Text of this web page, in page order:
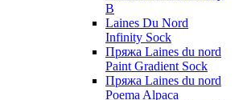
B
Laines Du Nord
Infinity Sock
Пряжа Laines du nord
Paint Gradient Sock
Пряжа Laines du nord
Poema Alpaca